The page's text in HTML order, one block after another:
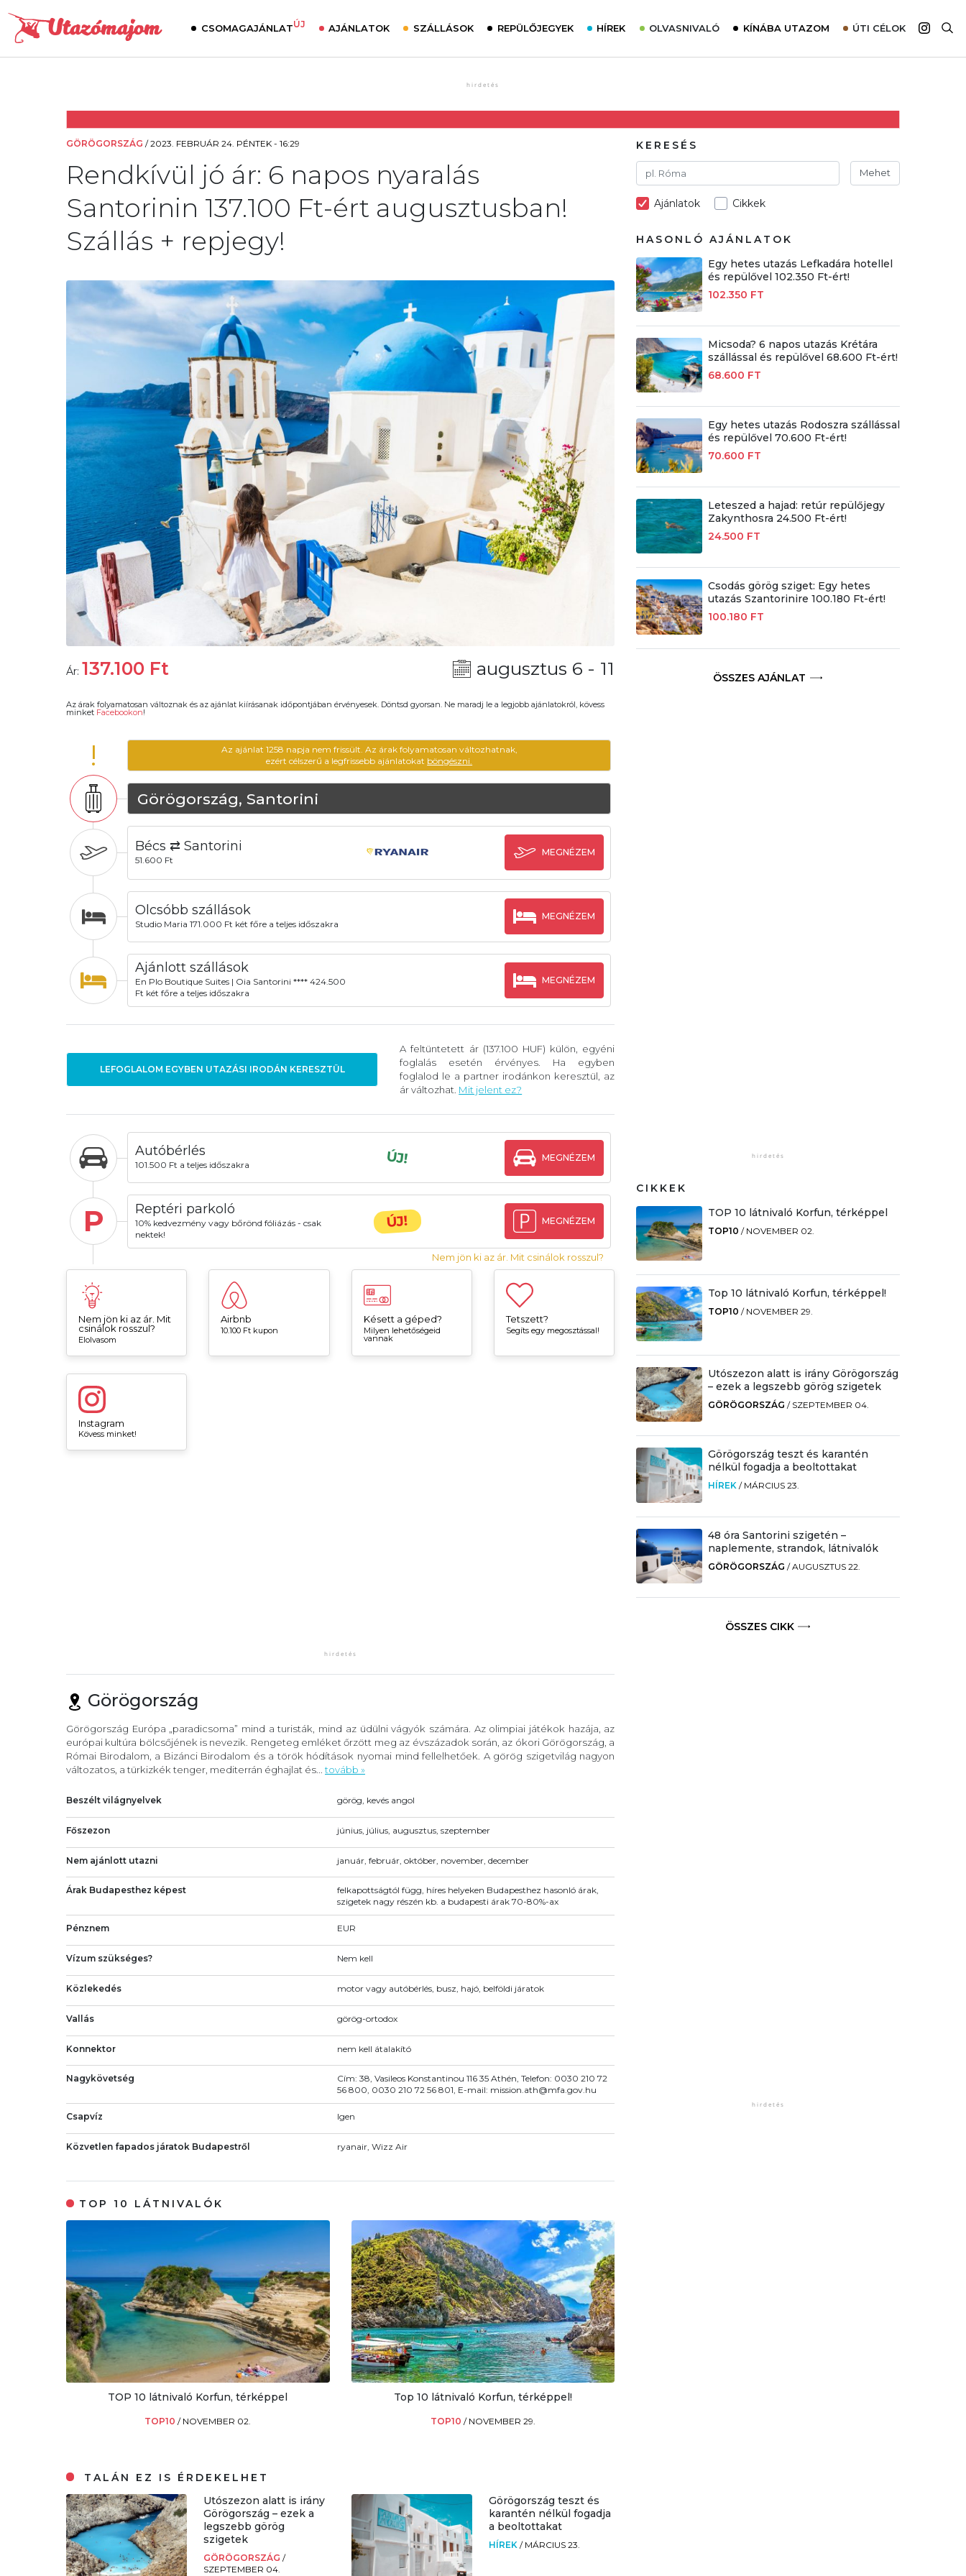
CSOMAGAJÁNLATÚJ AJÁNLATOK SZÁLLÁSOK REPÜLŐJEGYEK HÍREK OLVASNIVALÓ
Utazómajom – CitySIM kártya a világutazóknak
Élménybeszámolók
Szállodalátogatás
Sajtómegjelenések
KÍNÁBA UTAZOM ÚTI CÉLOK
Afrika
GÖRÖGORSZÁG /2023. FEBRUÁR 24. PÉNTEK - 16:29
Rendkívül jó ár: 6 napos nyaralás
Santorinin 137.100 Ft-ért augusztusban!
Szállás + repjegy!
Ár: 137.100 Ft augusztus 6 - 11
Az árak folyamatosan változnak és az ajánlat kiírásanak időpontjában érvényesek. Döntsd gyorsan. Ne maradj le a legjobb ajánlatokról, kövess
minket Facebookon!
!
Az ajánlat 1258 napja nem frissült. Az árak folyamatosan változhatnak,
ezért célszerű a legfrissebb ajánlatokat böngészni.
Görögország, Santorini
Bécs ⇄ Santorini
51.600 Ft
MEGNÉZEM
Olcsóbb szállások
Studio Maria 171.000 Ft két főre a teljes időszakra
MEGNÉZEM
Ajánlott szállások
En Plo Boutique Suites | Oia Santorini **** 424.500
Ft két főre a teljes időszakra
MEGNÉZEM
LEFOGLALOM EGYBEN UTAZÁSI IRODÁN KERESZTÜL
A feltüntetett ár (137.100 HUF) külön, egyéni
foglalás esetén érvényes. Ha egyben
foglalod le a partner irodánkon keresztül, az
ár változhat. Mit jelent ez?
Autóbérlés
101.500 Ft a teljes időszakra ÚJ! MEGNÉZEM
P Reptéri parkoló
10% kedvezmény vagy bőrönd fóliázás - csak
nektek!
ÚJ! MEGNÉZEM
Nem jön ki az ár. Mit csinálok rosszul?
Nem jön ki az ár. Mit
csinálok rosszul?
Elolvasom
Airbnb
10.100 Ft kupon
Késett a géped?
Milyen lehetőségeid
vannak
Tetszett?
Segíts egy megosztással!
Instagram
Kövess minket!
Görögország
Görögország Európa „paradicsoma” mind a turisták, mind az üdülni vágyók számára. Az olimpiai játékok hazája, az
európai kultúra bölcsőjének is nevezik. Rengeteg emléket őrzött meg az évszázadok során, az ókori Görögország, a
Római Birodalom, a Bizánci Birodalom és a török hódítások nyomai mind fellelhetőek. A görög szigetvilág nagyon
változatos, a türkizkék tenger, mediterrán éghajlat és... tovább »
Beszélt világnyelvek görög, kevés angol
Főszezon június, július, augusztus, szeptember
Nem ajánlott utazni január, február, október, november, december
Árak Budapesthez képest
felkapottságtól függ, híres helyeken Budapesthez hasonló árak,
szigetek nagy részén kb. a budapesti árak 70-80%-ax
Pénznem EUR
Vízum szükséges? Nem kell
Közlekedés motor vagy autóbérlés, busz, hajó, belföldi járatok
Vallás görög-ortodox
Konnektor nem kell átalakító
Nagykövetség
Cím: 38, Vasileos Konstantinou 116 35 Athén, Telefon: 0030 210 72
56 800, 0030 210 72 56 801, E-mail: mission.ath@mfa.gov.hu
Csapvíz Igen
Közvetlen fapados járatok Budapestről ryanair, Wizz Air
TOP 10 LÁTNIVALÓK
TOP 10 látnivaló Korfun, térképpel
TOP10/ NOVEMBER 02.
Top 10 látnivaló Korfun, térképpel!
TOP10 / NOVEMBER 29.
TALÁN EZ IS ÉRDEKELHET
Utószezon alatt is irány
Görögország – ezek a
legszebb görög
szigetek
GÖRÖGORSZÁG/
SZEPTEMBER 04.
Görögország teszt és
karantén nélkül fogadja
a beoltottakat
HÍREK / MÁRCIUS 23.
KERESÉS
Mehet
Ajánlatok Cikkek
HASONLÓ AJÁNLATOK
Egy hetes utazás Lefkadára hotellel
és repülővel 102.350 Ft-ért!
102.350 FT
Micsoda? 6 napos utazás Krétára
szállással és repülővel 68.600 Ft-ért!
68.600 FT
Egy hetes utazás Rodoszra szállással
és repülővel 70.600 Ft-ért!
70.600 FT
Leteszed a hajad: retúr repülőjegy
Zakynthosra 24.500 Ft-ért!
24.500 FT
Csodás görög sziget: Egy hetes
utazás Szantorinire 100.180 Ft-ért!
100.180 FT
ÖSSZES AJÁNLAT
CIKKEK
TOP 10 látnivaló Korfun, térképpel
TOP10 / NOVEMBER 02.
Top 10 látnivaló Korfun, térképpel!
TOP10 / NOVEMBER 29.
Utószezon alatt is irány Görögország
– ezek a legszebb görög szigetek
GÖRÖGORSZÁG / SZEPTEMBER 04.
Görögország teszt és karantén
nélkül fogadja a beoltottakat
HÍREK / MÁRCIUS 23.
48 óra Santorini szigetén –
naplemente, strandok, látnivalók
GÖRÖGORSZÁG /AUGUSZTUS 22.
ÖSSZES CIKK